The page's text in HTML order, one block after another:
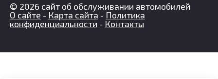
© 2026 сайт об обслуживании автомобилей
О сайте - Карта сайта - Политика
конфиденциальности - Контакты